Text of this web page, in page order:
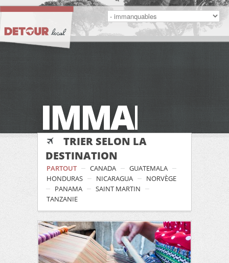
TRIER SELON LA
DESTINATION
PARTOUT CANADA
GUATEMALA
HONDURAS
NICARAGUA
NORVÈGE
PANAMA
SAINT MARTIN
TANZANIE